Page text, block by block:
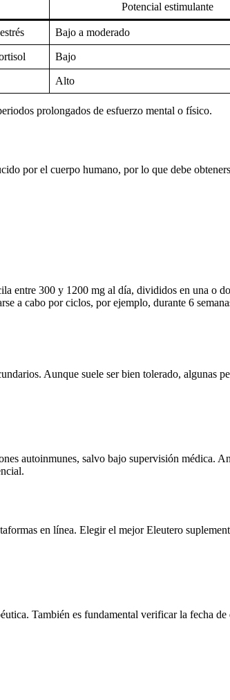
Potencial estimulante
Bajo a moderado
Bajo
Alto
prolongados de esfuerzo mental o físico.
por el cuerpo humano, por lo que debe
entre 300 y 1200 mg al día, divididos en una o
a cabo por ciclos, por ejemplo, durante 6
. Aunque suele ser bien tolerado, algunas
autoinmunes, salvo bajo supervisión médica.
en línea. Elegir el mejor Eleutero
También es fundamental verificar la fecha